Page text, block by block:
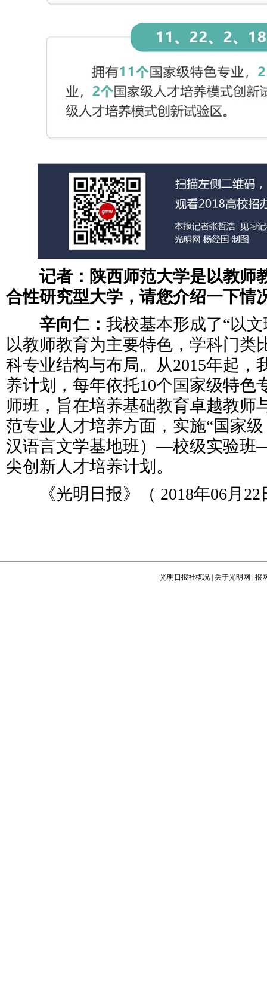
记者：陕西师范大学是以教师
合性研究型大学，请您介绍一下情
辛向仁： 我校基本形成了“以
以教师教育为主要特色，学科门类
科专业结构与布局。从2015年起，
养计划，每年依托10个国家级特色
师班，旨在培养基础教育卓越教师
范专业人才培养方面，实施“国家
汉语言文学基地班）—校级实验班
尖创新人才培养计划。
《光明日报》（ 2018年06月22
光明日报社概况 关于光明网 报